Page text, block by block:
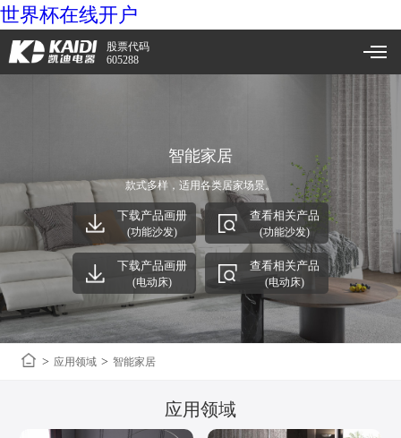
世界杯在线开户
股票代码
605288
智能家居
款式多样，适用各类居家场景。
下载产品画册
(功能沙发)
查看相关产品
(功能沙发)
下载产品画册
(电动床)
查看相关产品
(电动床)
> 应用领域 > 智能家居
应用领域